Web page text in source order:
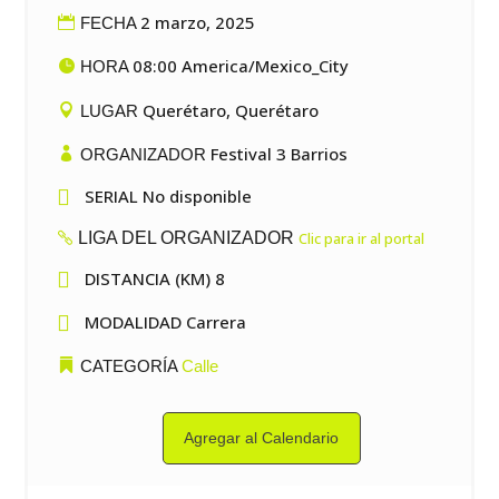
FECHA 2 marzo, 2025
HORA 08:00 America/Mexico_City
LUGAR Querétaro, Querétaro
ORGANIZADOR Festival 3 Barrios
 SERIAL No disponible
LIGA DEL ORGANIZADOR Clic para ir al portal
 DISTANCIA (KM) 8
 MODALIDAD Carrera
CATEGORÍACalle
Agregar al Calendario